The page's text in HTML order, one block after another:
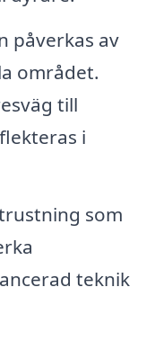
påverkas av
området.
till
i
som
teknik